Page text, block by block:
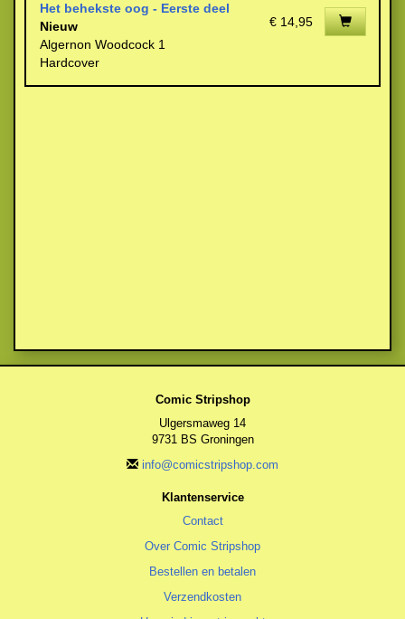
Het behekste oog - Eerste deel
Nieuw
Algernon Woodcock 1
Hardcover
€ 14,95
Comic Stripshop
Ulgersmaweg 14
9731 BS Groningen
info@comicstripshop.com
Klantenservice
Contact
Over Comic Stripshop
Bestellen en betalen
Verzendkosten